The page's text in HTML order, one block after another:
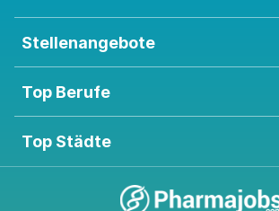
Stellenangebote
Top Berufe
Top Städte